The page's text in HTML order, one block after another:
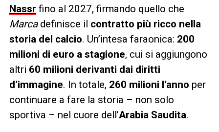
Nassr fino al 2027, firmando quello che
Marcadefinisce il contratto più ricco nella
storia del calcio. Un’intesa faraonica: 200
milioni di euro a stagione, cui si aggiungono
altri 60 milioni derivanti dai diritti
d’immagine. In totale, 260 milioni l’anno per
continuare a fare la storia – non solo
sportiva – nel cuore dell’Arabia Saudita.